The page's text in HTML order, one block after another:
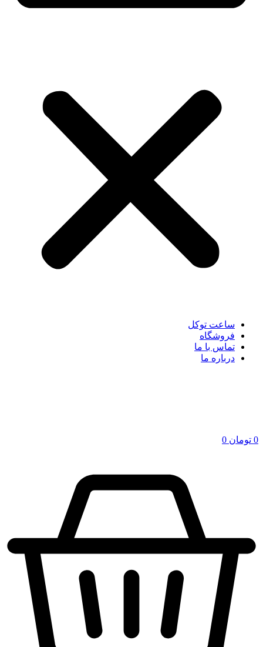
ساعت توکل
فروشگاه
تماس با ما
درباره ما
0 تومان 0